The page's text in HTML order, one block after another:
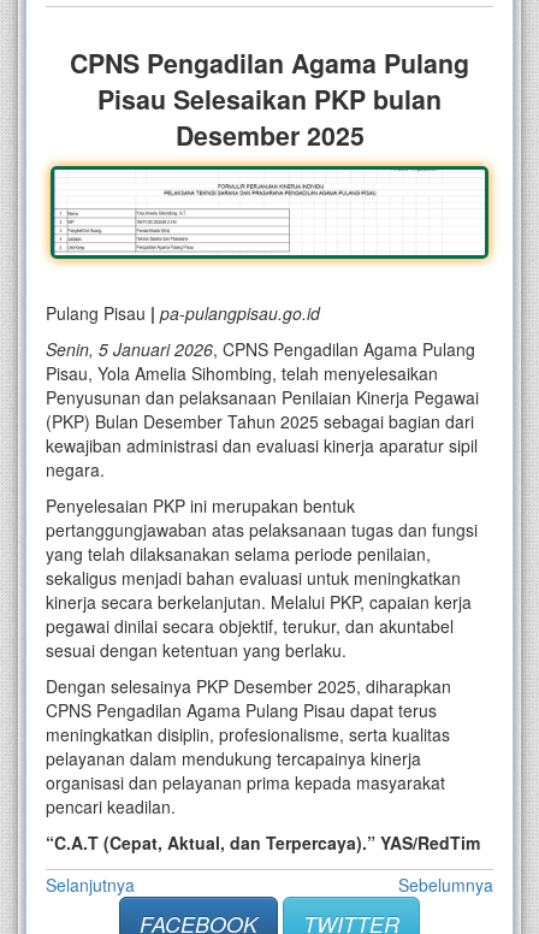
CPNS Pengadilan Agama Pulang
Pisau Selesaikan PKP bulan
Desember 2025
Pulang Pisau | pa-pulangpisau.go.id
Senin, 5 Januari 2026, CPNS Pengadilan Agama Pulang
Pisau, Yola Amelia Sihombing, telah menyelesaikan
Penyusunan dan pelaksanaan Penilaian Kinerja Pegawai
(PKP) Bulan Desember Tahun 2025 sebagai bagian dari
kewajiban administrasi dan evaluasi kinerja aparatur sipil
negara.
Penyelesaian PKP ini merupakan bentuk
pertanggungjawaban atas pelaksanaan tugas dan fungsi
yang telah dilaksanakan selama periode penilaian,
sekaligus menjadi bahan evaluasi untuk meningkatkan
kinerja secara berkelanjutan. Melalui PKP, capaian kerja
pegawai dinilai secara objektif, terukur, dan akuntabel
sesuai dengan ketentuan yang berlaku.
Dengan selesainya PKP Desember 2025, diharapkan
CPNS Pengadilan Agama Pulang Pisau dapat terus
meningkatkan disiplin, profesionalisme, serta kualitas
pelayanan dalam mendukung tercapainya kinerja
organisasi dan pelayanan prima kepada masyarakat
pencari keadilan.
“C.A.T (Cepat, Aktual, dan Terpercaya).” YAS/RedTim
Selanjutnya
Sebelumnya
FACEBOOK
TWITTER